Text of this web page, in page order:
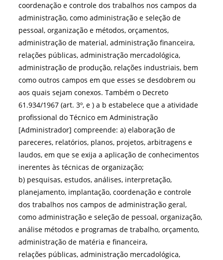
coordenação e controle dos trabalhos nos campos da
administração, como administração e seleção de
pessoal, organização e métodos, orçamentos,
administração de material, administração financeira,
relações públicas, administração mercadológica,
administração de produção, relações industriais, bem
como outros campos em que esses se desdobrem ou
aos quais sejam conexos. Também o Decreto
61.934/1967 (art. 3º, e ) a b estabelece que a atividade
profissional do Técnico em Administração
[Administrador] compreende: a) elaboração de
pareceres, relatórios, planos, projetos, arbitragens e
laudos, em que se exija a aplicação de conhecimentos
inerentes às técnicas de organização;
b) pesquisas, estudos, análises, interpretação,
planejamento, implantação, coordenação e controle
dos trabalhos nos campos de administração geral,
como administração e seleção de pessoal, organização,
análise métodos e programas de trabalho, orçamento,
administração de matéria e financeira,
relações públicas, administração mercadológica,